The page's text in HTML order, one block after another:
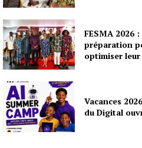
FESMA 2026
préparation
optimiser
Vacances
du Digital